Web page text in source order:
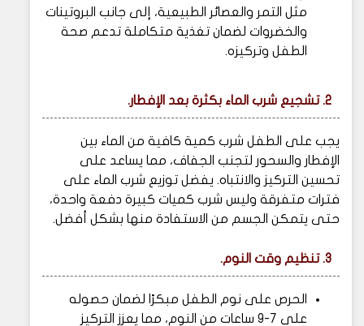
مثل التمر والعصائر الطبيعية، إلى جانب البروتينات
والخضروات لضمان تغذية متكاملة تدعم صحة
الطفل وتركيزه.
2. تشجيع شرب الماء بكثرة بعد الإفطار.
يجب على الطفل شرب كمية كافية من الماء بين
الإفطار والسحور لتجنب الجفاف، مما يساعد على
تحسين التركيز والانتباه. يفضل توزيع شرب الماء على
فترات متفرقة وليس شرب كميات كبيرة دفعة واحدة،
حتى يتمكن الجسم من الاستفادة منها بشكل أفضل.
3. تنظيم وقت النوم.
الحرص على نوم الطفل مبكرًا لضمان حصوله
على 7-9 ساعات من النوم، مما يعزز التركيز